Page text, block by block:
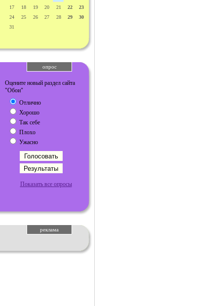
17
18 19 20 21 22
23
24
25 26 27 28 29
30
31
опрос
Оцените новый раздел сайта
"Обои"
Отлично
Хорошо
Так себе
Плохо
Ужасно
Показать все опросы
реклама